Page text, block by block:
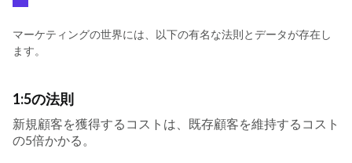
マーケティングの世界には、以下の有名な法則とデータが存在し
ます。
1:5の法則
新規顧客を獲得するコストは、既存顧客を維持するコスト
の5倍かかる。